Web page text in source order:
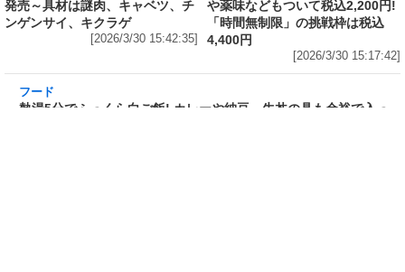
発売～具材は謎肉、キャベツ、チ
ンゲンサイ、キクラゲ
[2026/3/30 15:42:35]
や薬味などもついて税込2,200円!
「時間無制限」の挑戦枠は税込
4,400円
[2026/3/30 15:17:42]
熱湯5分でふっくら白ご飯! カレーや納豆、牛丼